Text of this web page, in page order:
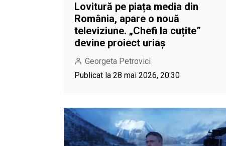
Lovitură pe piața media din
România, apare o nouă
televiziune. „Chefi la cuțite”
devine proiect uriaș
Georgeta Petrovici
Publicat la 28 mai 2026, 20:30